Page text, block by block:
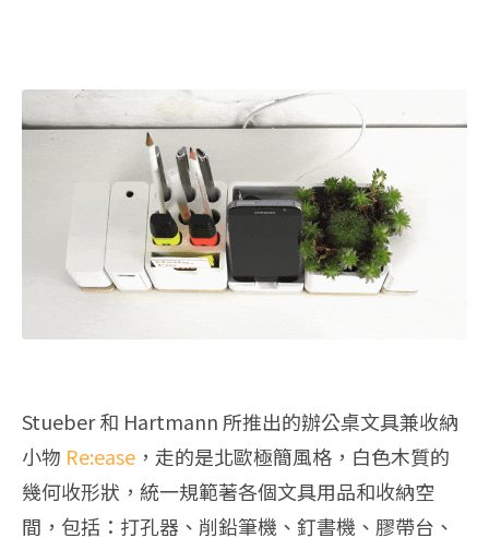
Stueber 和 Hartmann 所推出的辦公桌文具兼收納
小物 Re:ease ，走的是北歐極簡風格，白色木質的
幾何收形狀，統一規範著各個文具用品和收納空
間，包括：打孔器、削鉛筆機、釘書機、膠帶台、